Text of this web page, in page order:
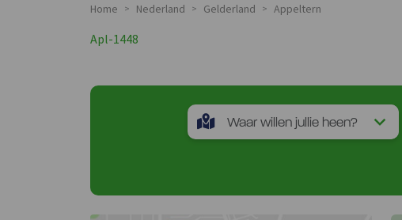
Home > Nederland > Gelderland > Appeltern
Apl-1448